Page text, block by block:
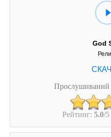
God
Прослушиваний
Рейтинг: 5.0/